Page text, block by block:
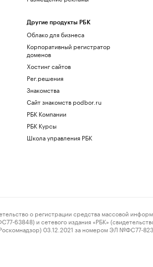
Другие продукты РБК
Облако для бизнеса
Корпоративный регистратор
доменов
Хостинг сайтов
Рег.решения
Знакомства
Сайт знакомств podbor.ru
РБК Компании
РБК Курсы
Школа управления РБК
о регистрации средства массовой
63848) и сетевого издания «РБК»
03.12.2021 за номером ЭЛ №ФС77-